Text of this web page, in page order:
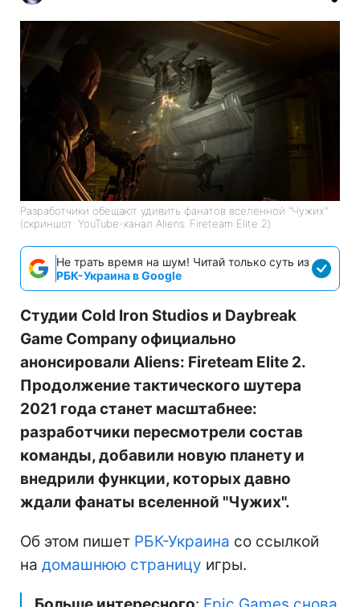
Разработчики обещают удивить фанатов вселенной "Чужих"
(скриншот: YouTube-канал Aliens: Fireteam Elite 2)
Не трать время на шум! Читай только суть из
РБК-Украина в Google
Студии Cold Iron Studios и Daybreak
Game Company официально
анонсировали Aliens: Fireteam Elite 2.
Продолжение тактического шутера
2021 года станет масштабнее:
разработчики пересмотрели состав
команды, добавили новую планету и
внедрили функции, которых давно
ждали фанаты вселенной "Чужих".
Об этом пишет РБК-Украина со ссылкой
на домашнюю страницу игры.